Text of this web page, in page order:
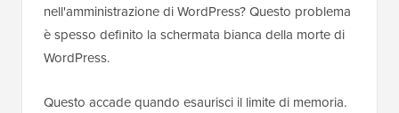
nell'amministrazione di WordPress? Questo problema
è spesso definito la schermata bianca della morte di
WordPress.
Questo accade quando esaurisci il limite di memoria.